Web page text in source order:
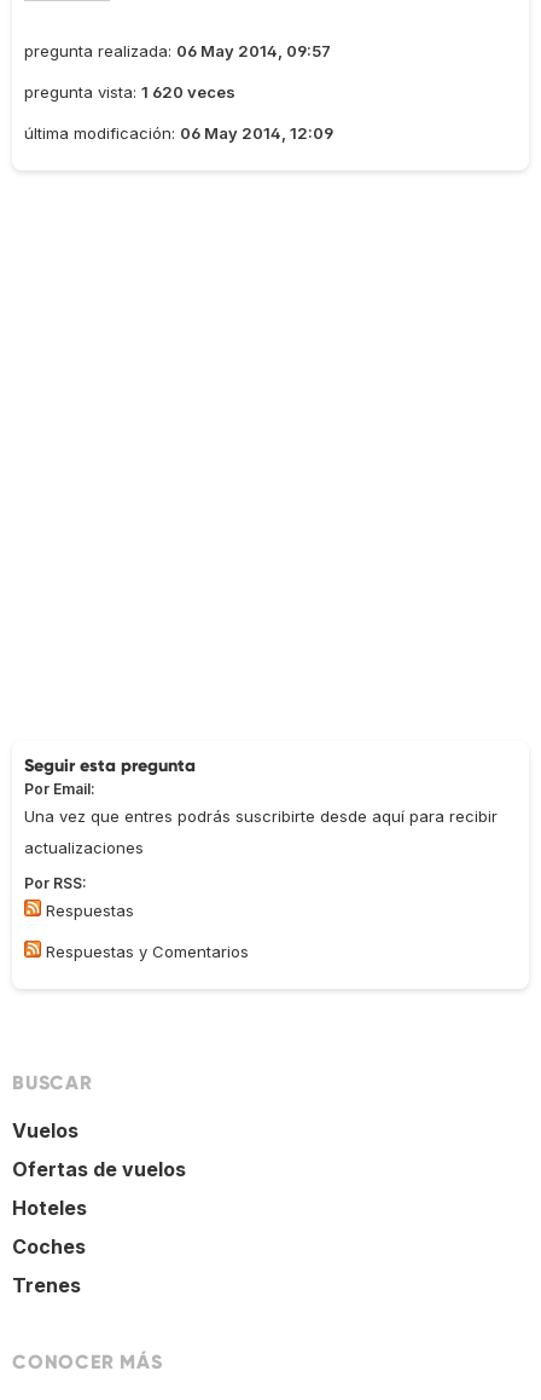
pregunta realizada: 06 May 2014, 09:57
pregunta vista: 1 620 veces
última modificación: 06 May 2014, 12:09
Seguir esta pregunta
Por Email:
Una vez que entres podrás suscribirte desde aquí para recibir
actualizaciones
Por RSS:
Respuestas
Respuestas y Comentarios
BUSCAR
Vuelos
Ofertas de vuelos
Hoteles
Coches
Trenes
CONOCER MÁS